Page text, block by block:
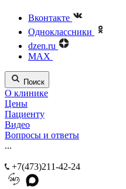
Вконтакте
Одноклассники
dzen.ru
MAX
Поиск
О клинике
Цены
Пациенту
Видео
Вопросы и ответы
...
+7(473)211-42-24